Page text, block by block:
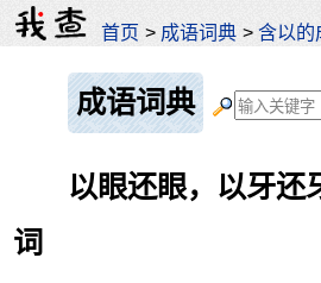
首页 > 成语词典 >含以的
成语词典
以眼还眼，以牙还
词